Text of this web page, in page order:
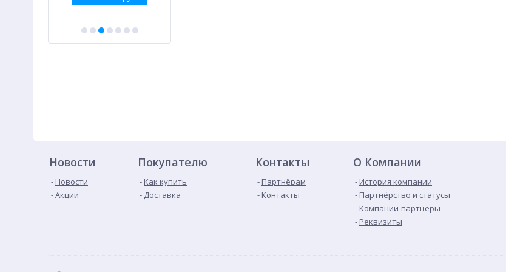
Новости
Новости
Акции
Покупателю
Как купить
Доставка
Контакты
Партнёрам
Контакты
О Компании
История компании
Партнёрство и статусы
Компании-партнеры
Реквизиты